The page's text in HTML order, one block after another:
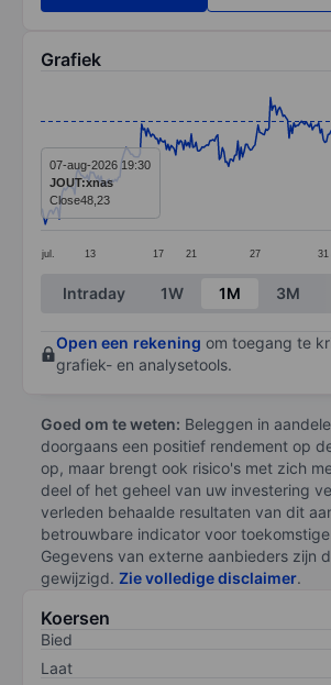
Grafiek
Line chart with 246 data points.
The chart has 1 X axis displaying
The chart has 1 Y axis displaying
jul. 13 17 21 27 31
07-aug-2026 19:30
JOUT:xnas
Close48,23
End of interactive chart.
Intraday 1W 1M 3M
Open een rekening om toegang te
grafiek- en analysetools.
Goed om te weten: Beleggen in
doorgaans een positief rendement op
op, maar brengt ook risico's met zich
deel of het geheel van uw investering
verleden behaalde resultaten van dit
betrouwbare indicator voor
Gegevens van externe aanbieders zijn
gewijzigd. Zie volledige disclaimer.
Koersen
Bied
Laat